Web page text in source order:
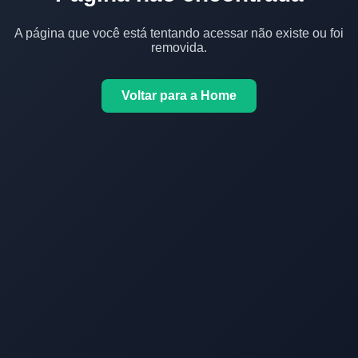
A página que você está tentando acessar não existe ou foi
removida.
Voltar para a Home